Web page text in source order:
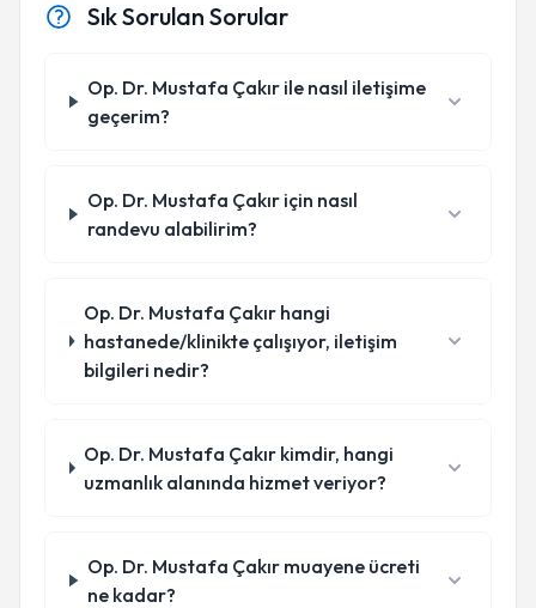
Sık Sorulan Sorular
Op. Dr. Mustafa Çakır ile nasıl iletişime
geçerim?
Op. Dr. Mustafa Çakır için nasıl
randevu alabilirim?
Op. Dr. Mustafa Çakır hangi
hastanede/klinikte çalışıyor, iletişim
bilgileri nedir?
Op. Dr. Mustafa Çakır kimdir, hangi
uzmanlık alanında hizmet veriyor?
Op. Dr. Mustafa Çakır muayene ücreti
ne kadar?